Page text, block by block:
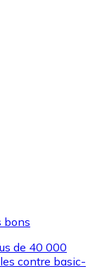
bons
de 40 000
contre basic-